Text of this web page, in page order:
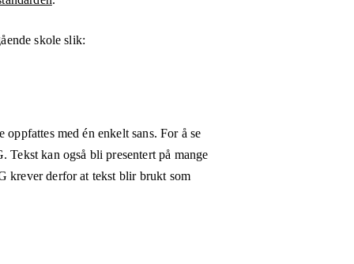
skole slik:
med én enkelt sans. For å se
kan også bli presentert på mange
krever derfor at tekst blir brukt som